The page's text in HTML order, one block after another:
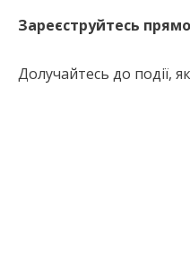
Зареєструйтесь
Долучайтесь до події,